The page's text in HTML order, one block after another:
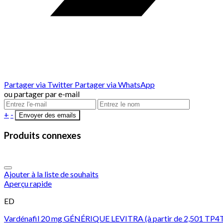
Partager via Twitter Partager via WhatsApp
ou partager par e-mail
+ -
Produits connexes
Ajouter à la liste de souhaits
Aperçu rapide
ED
Vardénafil 20 mg GÉNÉRIQUE LEVITRA (à partir de 2,501